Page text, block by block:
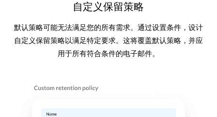
自定义保留策略
默认策略可能无法满足您的所有需求。通过设置条件，设计
自定义保留策略以满足特定要求。这将覆盖默认策略，并应
用于所有符合条件的电子邮件。